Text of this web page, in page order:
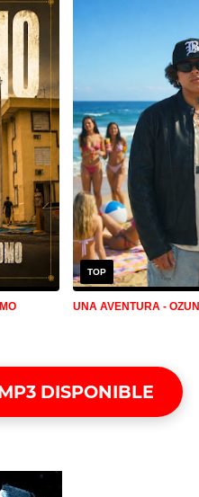
TOP
UNA AVENTURA -
DISPONIBLE
WONKA - QUINZO